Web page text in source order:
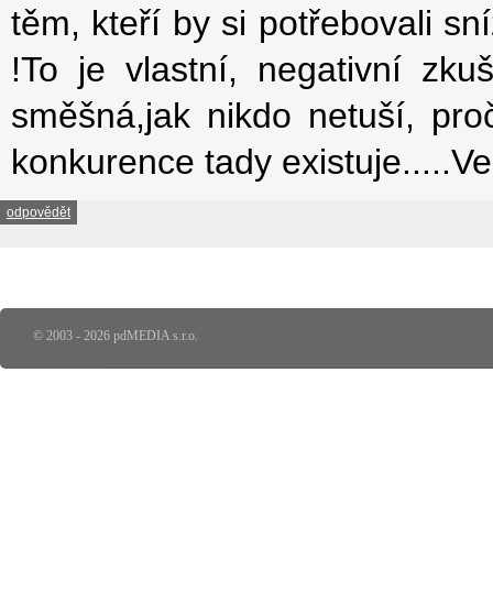
těm, kteří by si potřebovali
!To je vlastní, negativní
směšná,jak nikdo netuší,
konkurence tady
odpovědět
© 2003 - 2026 pdMEDIA s.r.o.